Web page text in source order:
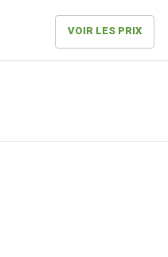
VOIR LES PRIX